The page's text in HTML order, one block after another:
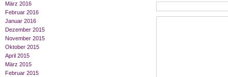
März 2016
Februar 2016
Januar 2016
Dezember 2015
November 2015
Oktober 2015
April 2015
März 2015
Februar 2015